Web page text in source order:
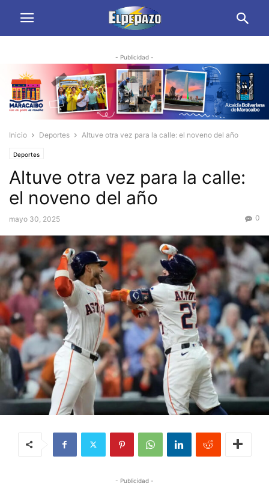
- Publicidad -
Inicio Deportes Altuve otra vez para la calle: el noveno del año
Deportes
Altuve otra vez para la calle:
el noveno del año
mayo 30, 2025 0
- Publicidad -